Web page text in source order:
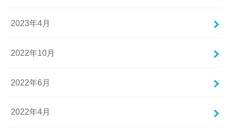
2023年4月
2022年10月
2022年6月
2022年4月